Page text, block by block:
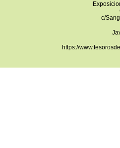
c/
https://